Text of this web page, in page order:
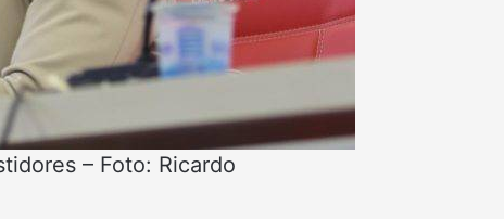
– Foto: Ricardo